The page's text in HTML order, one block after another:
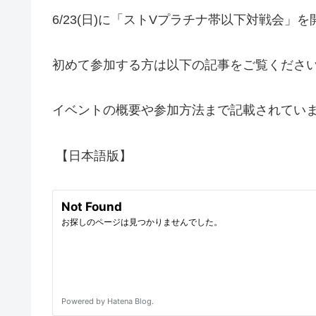
6/23(日)に「ストVプラチナ帯以下対戦会」を
初めて参加する方は以下の記事をご覧ください
イベントの概要や参加方法まで記載されていま
【日本語版】